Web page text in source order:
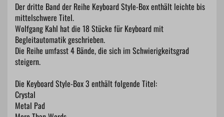
Der dritte Band der Reihe Keyboard Style-Box enthält leichte bis
mittelschwere Titel.
Wolfgang Kahl hat die 18 Stücke für Keyboard mit
Begleitautomatik geschrieben.
Die Reihe umfasst 4 Bände, die sich im Schwierigkeitsgrad
steigern.
Die Keyboard Style-Box 3 enthält folgende Titel:
Crystal
Metal Pad